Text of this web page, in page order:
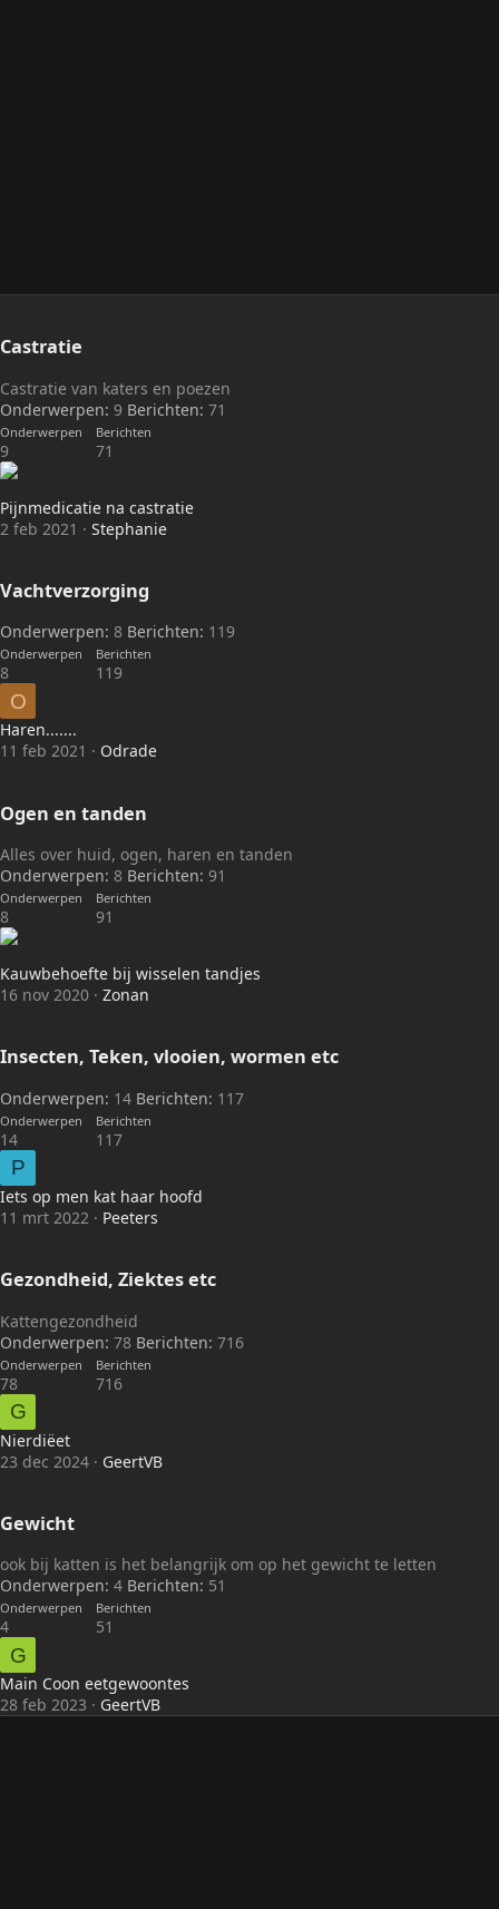
Castratie
Castratie van katers en poezen
Onderwerpen 9 Berichten 71
Onderwerpen
9
Berichten
71
Pijnmedicatie na castratie
2 feb 2021
Stephanie
Vachtverzorging
Onderwerpen 8 Berichten 119
Onderwerpen
8
Berichten
119
O
Haren.......
11 feb 2021
Odrade
Ogen en tanden
Alles over huid, ogen, haren en tanden
Onderwerpen 8 Berichten 91
Onderwerpen
8
Berichten
91
Kauwbehoefte bij wisselen tandjes
16 nov 2020
Zonan
Insecten, Teken, vlooien, wormen etc
Onderwerpen 14 Berichten 117
Onderwerpen
14
Berichten
117
P
Iets op men kat haar hoofd
11 mrt 2022
Peeters
Gezondheid, Ziektes etc
Kattengezondheid
Onderwerpen 78 Berichten 716
Onderwerpen
78
Berichten
716
G
Nierdiëet
23 dec 2024
GeertVB
Gewicht
ook bij katten is het belangrijk om op het gewicht te letten
Onderwerpen 4 Berichten 51
Onderwerpen
4
Berichten
51
G
Main Coon eetgewoontes
28 feb 2023
GeertVB